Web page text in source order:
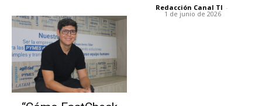
Redacción Canal TI -
1 de junio de 2026